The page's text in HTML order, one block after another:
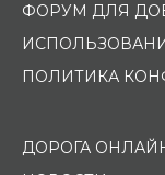
ФОРУМ ДЛЯ
ПОЛИТИКА
ДОРОГА